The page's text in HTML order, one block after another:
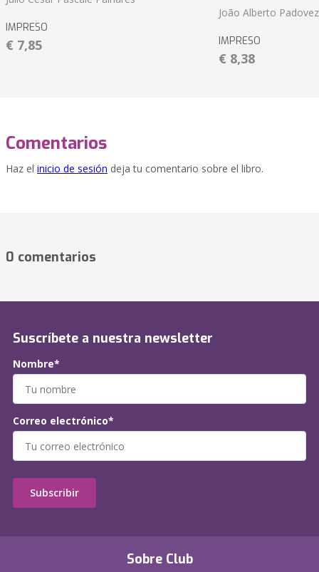
IMPRESO
€ 7,85
João Alberto
IMPRESO
€ 8,38
Comentarios
Haz el inicio de sesión deja tu comentario sobre el libro.
0 comentarios
Sobre Club
Suscríbete a nuestra newsletter
Nombre*
Correo electrónico*
Subscribir